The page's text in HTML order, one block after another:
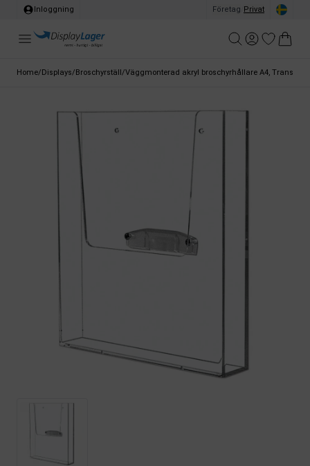
Inloggning Företag Privat
Home/Displays/Broschyrställ/Väggmonterad akryl broschyrhållare A4,